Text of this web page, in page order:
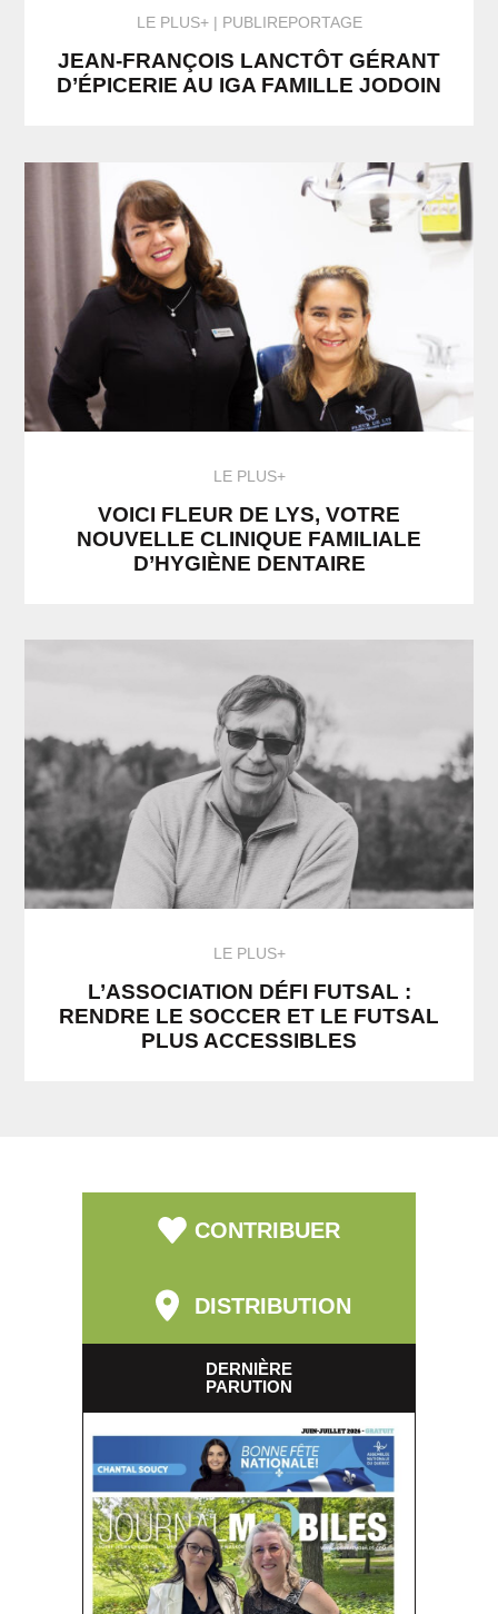
LE PLUS+ PUBLIREPORTAGE
JEAN-FRANÇOIS LANCTÔT GÉRANT
D’ÉPICERIE AU IGA FAMILLE JODOIN
LE PLUS+
VOICI FLEUR DE LYS, VOTRE
NOUVELLE CLINIQUE FAMILIALE
D’HYGIÈNE DENTAIRE
LE PLUS+
L’ASSOCIATION DÉFI FUTSAL :
RENDRE LE SOCCER ET LE FUTSAL
PLUS ACCESSIBLES
CONTRIBUER
DISTRIBUTION
DERNIÈRE
PARUTION